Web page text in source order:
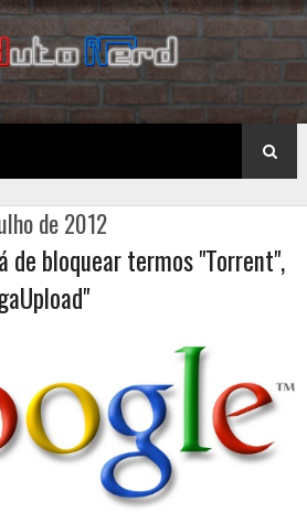
de 2012
de bloquear termos "Torrent",